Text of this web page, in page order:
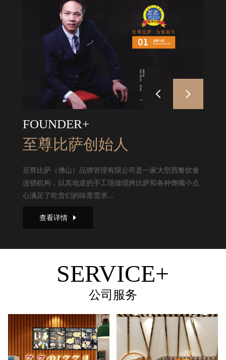
FOUNDER+
至尊比萨创始人
至尊比萨（佛山）品牌管理有限公司是一家大型西餐饮食
连锁机构，以其地道的手工现做现烤比萨和各种馋嘴小点
心满足了吃货们的味蕾需求...
查看详情
SERVICE+
公司服务